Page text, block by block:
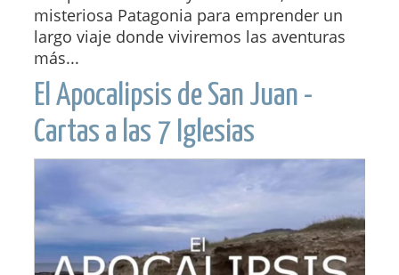
misteriosa Patagonia para emprender un
largo viaje donde viviremos las aventuras
más...
El Apocalipsis de San Juan -
Cartas a las 7 Iglesias